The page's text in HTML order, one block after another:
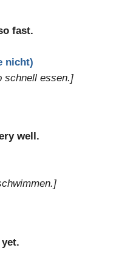
fast.
nicht)
schnell essen.]
well.